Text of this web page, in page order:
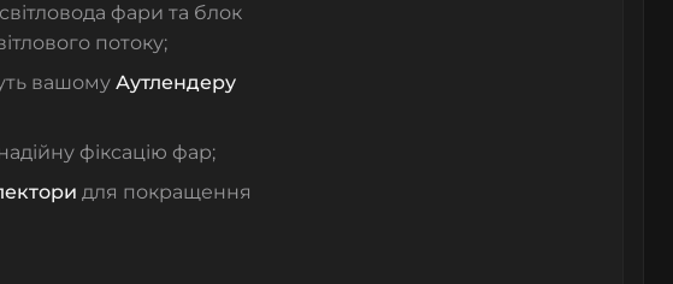
фари та блок
потоку;
вашому Аутлендеру
фіксацію фар;
для покращення